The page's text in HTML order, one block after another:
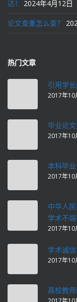
达！
2024年4月12日
论文查重怎么查？
热门文章
引用学
2017年10
毕业论
2017年10
本科毕
2017年10
中华人
学术不
2017年10
学术诚
2017年10
高校教